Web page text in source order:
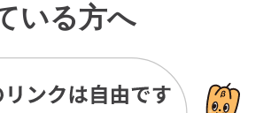
いる方へ